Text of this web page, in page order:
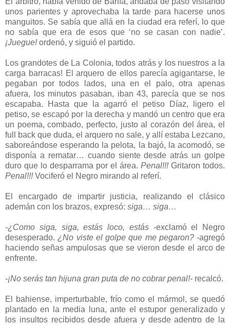
unos parientes y aprovechaba la tarde para hacerse unos
manguitos. Se sabía que allá en la ciudad era referí, lo que
no sabía que era de esos que ‘no se casan con nadie’.
¡Juegue!ordenó, y siguió el partido.
Los grandotes de La Colonia, todos atrás y los nuestros a la
carga barracas! El arquero de ellos parecía agigantarse, le
pegaban por todos lados, una en el palo, otra apenas
afuera, los minutos pasaban, iban 43, parecía que se nos
escapaba. Hasta que la agarró el petiso Díaz, ligero el
petiso, se escapó por la derecha y mandó un centro que era
un poema, combado, perfecto, justo al corazón del área, el
full back que duda, el arquero no sale, y allí estaba Lezcano,
saboreándose esperando la pelota, la bajó, la acomodó, se
disponía a rematar… cuando siente desde atrás un golpe
duro que lo desparrama por el área. Penal!!!Gritaron todos.
Penal!!!Vociferó el Negro mirando al referí.
El encargado de impartir justicia, realizando el clásico
ademán con los brazos, expresó: siga… siga…
-¿Como siga, siga, estás loco, estás-exclamó el Negro
desesperado.¿No viste el golpe que me pegaron?-agregó
haciendo señas ampulosas que se vieron desde el arco de
enfrente.
-¡No serás tan hijuna gran puta de no cobrar penal!- recalcó.
El bahiense, imperturbable, frío como el mármol, se quedó
plantado en la media luna, ante el estupor generalizado y
los insultos recibidos desde afuera y desde adentro de la